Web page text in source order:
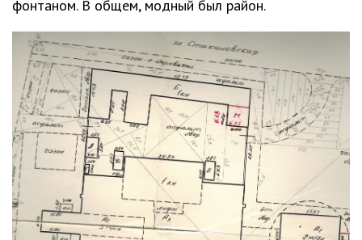
фонтаном. В общем, модный был район.